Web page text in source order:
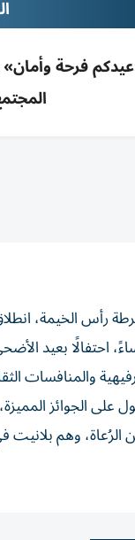
رأس الخيمة،
الجوائز
وهم